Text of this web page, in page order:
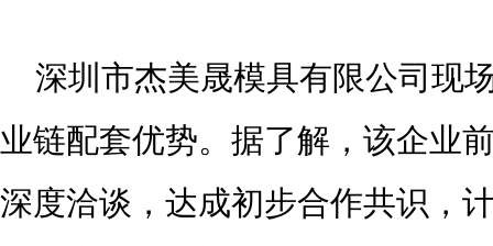
深圳市杰美晟模具有限公司现
业链配套优势。据了解，该企业
深度洽谈，达成初步合作共识，